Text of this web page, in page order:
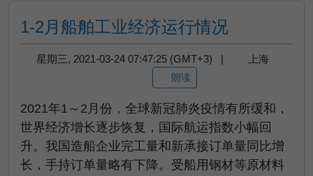
1-2月船舶工业经济运行情况
星期三, 2021-03-24 07:47:25 (GMT+3) | 上海
朗读
2021年1～2月份，全球新冠肺炎疫情有所缓和，
世界经济增长逐步恢复，国际航运指数小幅回
升。我国造船企业完工量和新承接订单量同比增
长，手持订单量略有下降。受船用钢材等原材料